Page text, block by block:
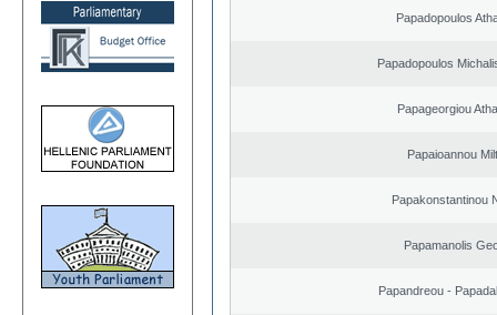
Papadopoulos
Papadopoulos
Papageorgiou
Papaioannou
Papakonstantinou
Papamanolis
Papandreou -